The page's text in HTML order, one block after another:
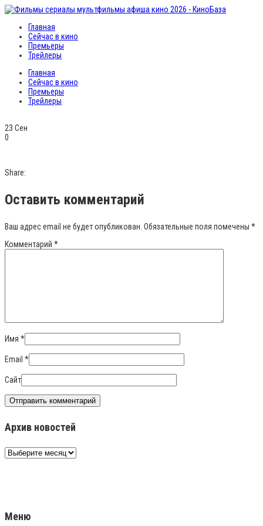
Главная
Сейчас в кино
Премьеры
Трейлеры
Главная
Сейчас в кино
Премьеры
Трейлеры
23 Сен
0
Share:
Оставить комментарий
Ваш адрес email не будет опубликован. Обязательные поля помечены *
Комментарий *
Имя *
Email *
Сайт
Архив новостей
Архив
новостей
Меню